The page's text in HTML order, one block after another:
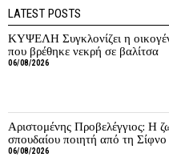
LATEST POSTS
ΚΥΨΕΛΗ Συγκλονίζει η
που βρέθηκε νεκρή σε βαλίτσα
06/08/2026
Αριστομένης Προβελέγγιος: Η
σπουδαίου ποιητή από τη Σίφνο
06/08/2026